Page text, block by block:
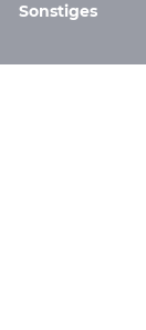
Sonstiges